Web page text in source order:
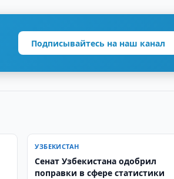
Подписывайтесь на наш канал
УЗБЕКИСТАН
Сенат Узбекистана одобрил
поправки в сфере статистики